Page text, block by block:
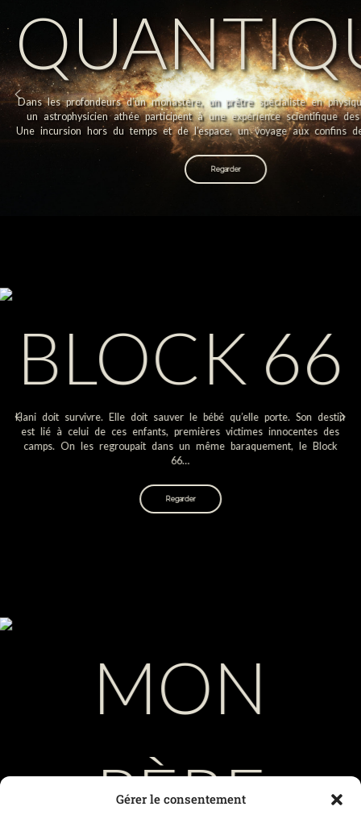
Gérer le consentement
Dans les profondeurs d’un monastère, un prêtre spécialiste en
un astrophysicien athée participent à une expérience scientifique
Une incursion hors du temps et de l’espace, un voyage aux confins
Regarder
Hani doit survivre. Elle doit sauver le bébé qu’elle porte. Son destin
est lié à celui de ces enfants, premières victimes innocentes des
camps. On les regroupait dans un même baraquement, le Block
66…
Regarder